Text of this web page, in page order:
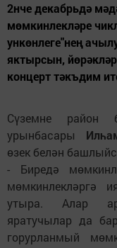
2нче декабрьдә
мөмкинлекләре
ункөнлеге"нең
яктырсын,
концерт тәкъдим
Сүземне район
урынбасары
өзек белән
- Биредә
мөмкинлекләргә
утыра. Алар
яратучылар да
горурланмый